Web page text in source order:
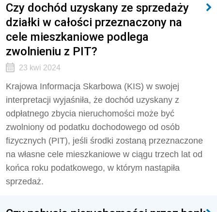
Czy dochód uzyskany ze sprzedaży
działki w całości przeznaczony na
cele mieszkaniowe podlega
zwolnieniu z PIT?
23 kwi 2024
Krajowa Informacja Skarbowa (KIS) w swojej
interpretacji wyjaśniła, że dochód uzyskany z
odpłatnego zbycia nieruchomości może być
zwolniony od podatku dochodowego od osób
fizycznych (PIT), jeśli środki zostaną przeznaczone
na własne cele mieszkaniowe w ciągu trzech lat od
końca roku podatkowego, w którym nastąpiła
sprzedaż.